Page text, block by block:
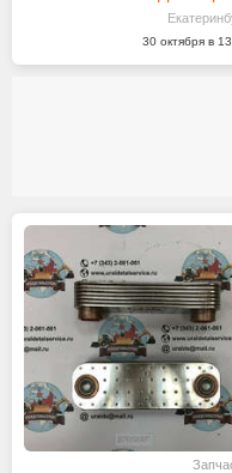
30 октября в